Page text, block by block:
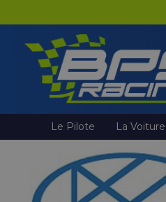
Le Pilote La Voiture